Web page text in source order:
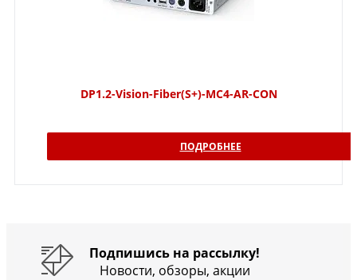
DP1.2-Vision-Fiber(S+)-MC4-AR-CON
ПОДРОБНЕЕ
Подпишись на рассылку!
Новости, обзоры, акции